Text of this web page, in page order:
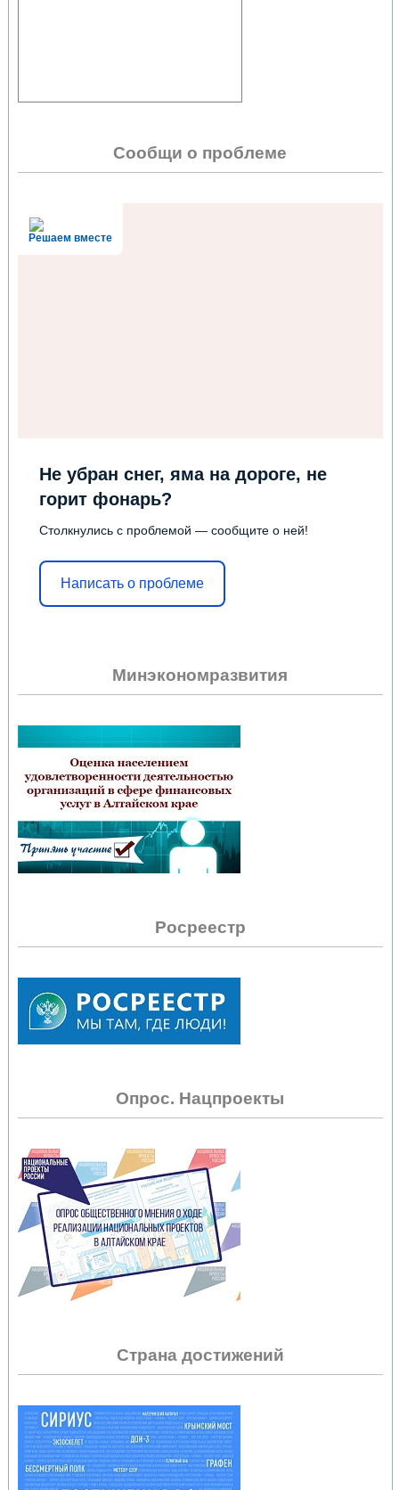
Сообщи о проблеме
Решаем вместе
Не убран снег, яма на дороге, не
горит фонарь?
Столкнулись с проблемой — сообщите о ней!
Написать о проблеме
Минэкономразвития
Росреестр
Опрос. Нацпроекты
Страна достижений